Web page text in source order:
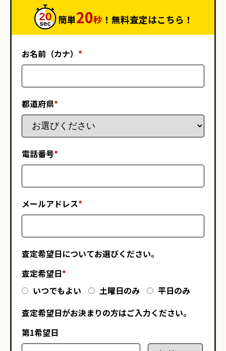
簡単20秒 ！無料査定はこちら！
お名前（カナ） *
都道府県*
電話番号*
メールアドレス*
査定希望日についてお選びください。
査定希望日*
いつでもよい
土曜日のみ
平日のみ
査定希望日がお決まりの方はご入力ください。
第1希望日